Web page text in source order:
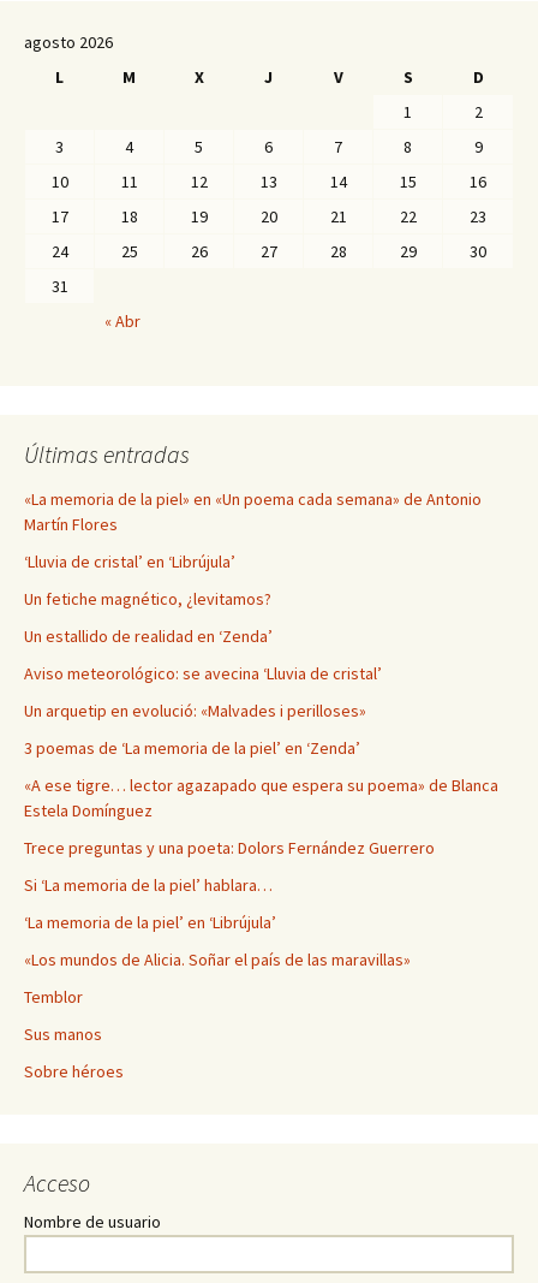
agosto 2026
L
M X J V S
D
1
2
3
4 5 6 7 8
9
10
11 12 13 14 15
16
17
18 19 20 21 22
23
24
25 26 27 28 29
30
31
« Abr
Últimas entradas
«La memoria de la piel» en «Un poema cada semana» de Antonio
Martín Flores
‘Lluvia de cristal’ en ‘Librújula’
Un fetiche magnético, ¿levitamos?
Un estallido de realidad en ‘Zenda’
Aviso meteorológico: se avecina ‘Lluvia de cristal’
Un arquetip en evolució: «Malvades i perilloses»
3 poemas de ‘La memoria de la piel’ en ‘Zenda’
«A ese tigre… lector agazapado que espera su poema» de Blanca
Estela Domínguez
Trece preguntas y una poeta: Dolors Fernández Guerrero
Si ‘La memoria de la piel’ hablara…
‘La memoria de la piel’ en ‘Librújula’
«Los mundos de Alicia. Soñar el país de las maravillas»
Temblor
Sus manos
Sobre héroes
Acceso
Nombre de usuario